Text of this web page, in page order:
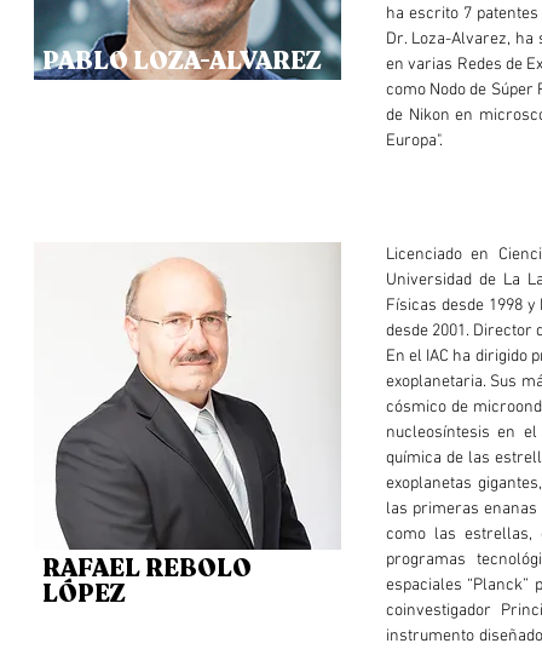
PABLO LOZA-ALVAREZ
ha escrito 7
Dr. Loza-Alvarez,
en varias Redes de
como Nodo de Súper
de Nikon en
Europa".
RAFAEL REBOLO
LÓPEZ
Licenciado en
Universidad de La
Físicas desde 1998
desde 2001. Director
En el IAC ha dirigido
exoplanetaria. Sus
cósmico de
nucleosíntesis en
química de las
exoplanetas
las primeras
como las estrellas,
programas
espaciales “Planck”
coinvestigador
instrumento